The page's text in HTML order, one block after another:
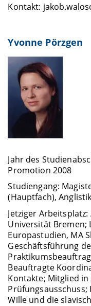
Kontakt:
Yvonne Pörzgen
Jahr des
Promotion 2008
Studiengang:
(Hauptfach),
Jetziger
Universität Bremen;
Europastudien, MA
Geschäftsführung
Beauftragte
Kontakte; Mitglied
Wille und die